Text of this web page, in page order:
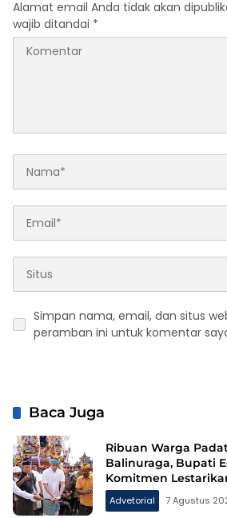
Alamat email Anda tidak akan
wajib ditandai *
Simpan nama, email, dan situs
peramban ini untuk komentar
Baca Juga
Ribuan Warga
Balinuraga, Bupati
Komitmen
Advetorial 7 Agustus